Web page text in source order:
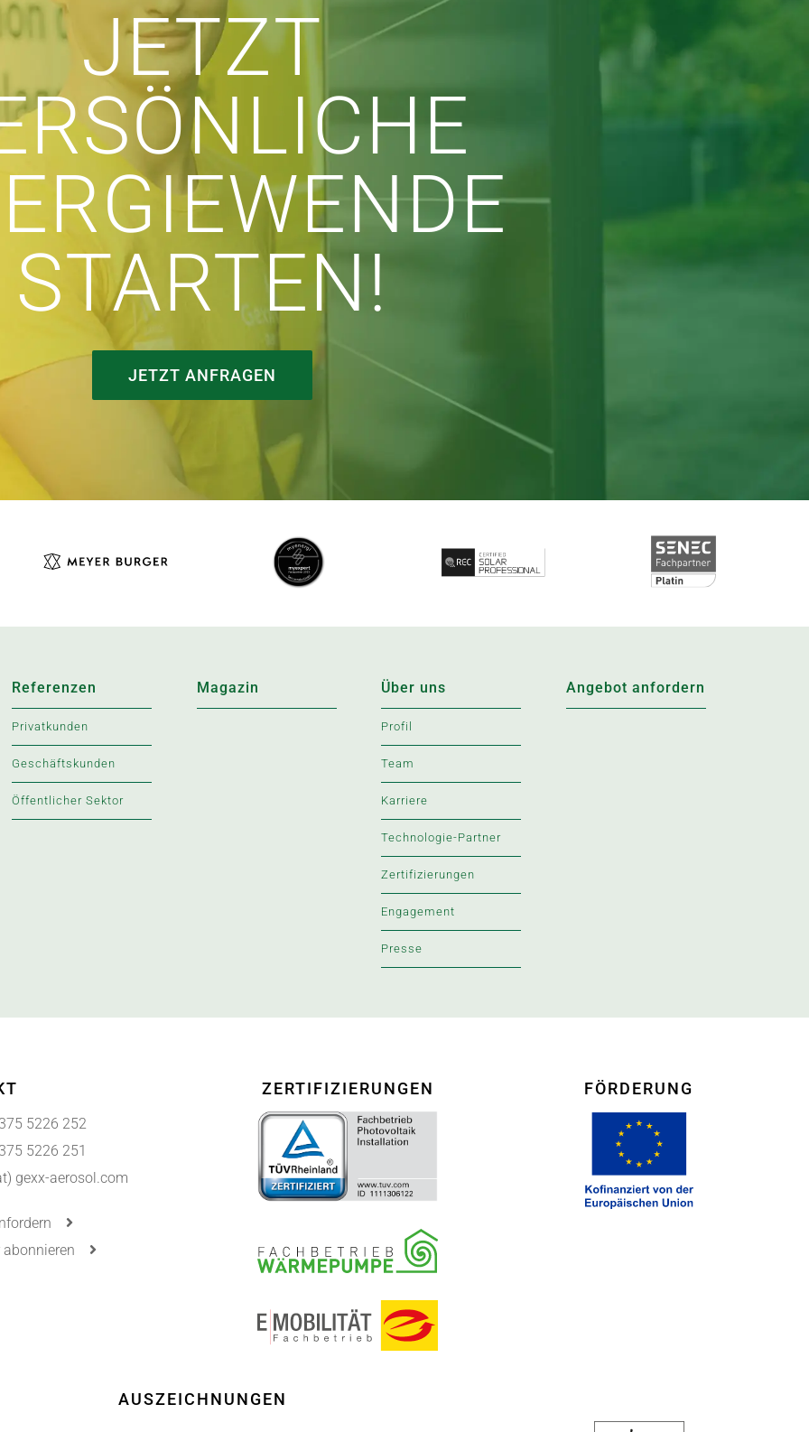
JETZT
STARTEN!
JETZT ANFRAGEN
Referenzen
Privatkunden
Geschäftskunden
Öffentlicher Sektor
Magazin Über uns
Profil
Team
Karriere
Technologie-Partner
Zertifizierungen
Engagement
Presse
Angebot anfordern
5226 252
5226 251
gexx-aerosol.com
ZERTIFIZIERUNGEN FÖRDERUNG
AUSZEICHNUNGEN